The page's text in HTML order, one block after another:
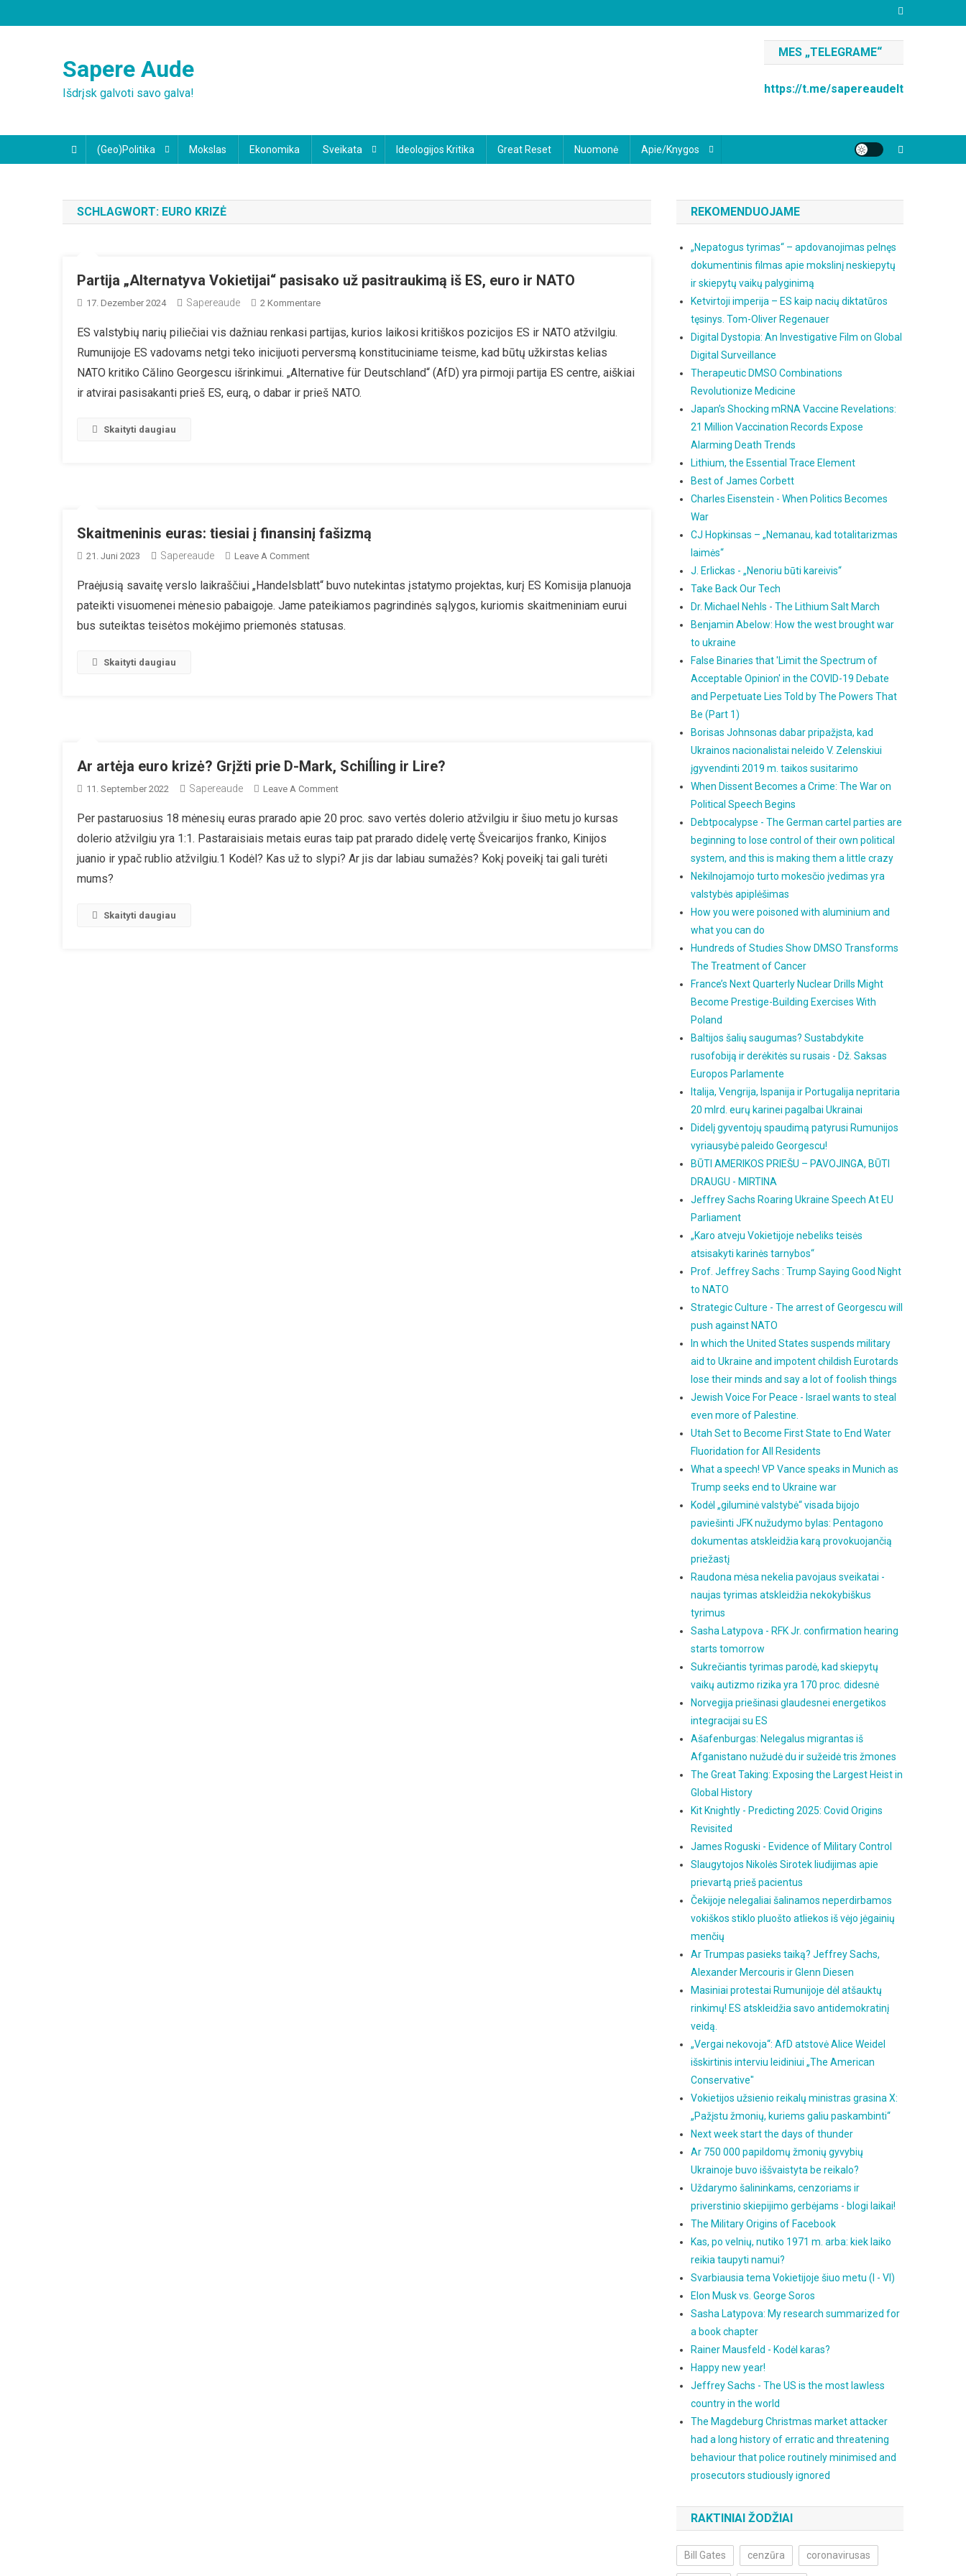
to
Sapere Aude
Išdrįsk galvoti savo galva!
MES „TELEGRAME“
https://t.me/sapereaudelt
(Geo)Politika Mokslas Ekonomika Sveikata Ideologijos Kritika Great Reset Nuomonė Apie/knygos
SCHLAGWORT: EURO KRIZĖ
Partija „Alternatyva Vokietijai“ pasisako už pasitraukimą iš ES, euro ir NATO
17. Dezember 2024 Sapereaude 2 KommentareZu
„Alternatyva
Vokietijai“
Pasisako
ES valstybių narių piliečiai vis dažniau renkasi partijas, kurios laikosi kritiškos pozicijos ES ir NATO atžvilgiu.
Rumunijoje ES vadovams netgi teko inicijuoti perversmą konstituciniame teisme, kad būtų užkirstas kelias
NATO kritiko Călino Georgescu išrinkimui. „Alternative für Deutschland“ (AfD) yra pirmoji partija ES centre, aiškiai
ir atvirai pasisakanti prieš ES, eurą, o dabar ir prieš NATO.
Skaityti daugiau
Skaitmeninis euras: tiesiai į finansinį fašizmą
21. Juni 2023 Sapereaude Leave A CommentOn
Euras:
Tiesiai
Į
Praėjusią savaitę verslo laikraščiui „Handelsblatt“ buvo nutekintas įstatymo projektas, kurį ES Komisija planuoja
pateikti visuomenei mėnesio pabaigoje. Jame pateikiamos pagrindinės sąlygos, kuriomis skaitmeniniam eurui
bus suteiktas teisėtos mokėjimo priemonės statusas.
Skaityti daugiau
Ar artėja euro krizė? Grįžti prie D-Mark, Schiĺling ir Lire?
11. September 2022 Sapereaude Leave A CommentOn
Artėja
Euro
Krizė?
Per pastaruosius 18 mėnesių euras prarado apie 20 proc. savo vertės dolerio atžvilgiu ir šiuo metu jo kursas
dolerio atžvilgiu yra 1:1. Pastaraisiais metais euras taip pat prarado didelę vertę Šveicarijos franko, Kinijos
juanio ir ypač rublio atžvilgiu.1 Kodėl? Kas už to slypi? Ar jis dar labiau sumažės? Kokį poveikį tai gali turėti
mums?
Skaityti daugiau
REKOMENDUOJAME
„Nepatogus tyrimas“ – apdovanojimas pelnęs
dokumentinis filmas apie mokslinį neskiepytų
ir skiepytų vaikų palyginimą
Ketvirtoji imperija – ES kaip nacių diktatūros
tęsinys. Tom-Oliver Regenauer
Digital Dystopia: An Investigative Film on Global
Digital Surveillance
Therapeutic DMSO Combinations
Revolutionize Medicine
Japan’s Shocking mRNA Vaccine Revelations:
21 Million Vaccination Records Expose
Alarming Death Trends
Lithium, the Essential Trace Element
Best of James Corbett
Charles Eisenstein - When Politics Becomes
War
CJ Hopkinsas – „Nemanau, kad totalitarizmas
laimės“
J. Erlickas - „Nenoriu būti kareivis“
Take Back Our Tech
Dr. Michael Nehls - The Lithium Salt March
Benjamin Abelow: How the west brought war
to ukraine
False Binaries that 'Limit the Spectrum of
Acceptable Opinion' in the COVID-19 Debate
and Perpetuate Lies Told by The Powers That
Be (Part 1)
Borisas Johnsonas dabar pripažįsta, kad
Ukrainos nacionalistai neleido V. Zelenskiui
įgyvendinti 2019 m. taikos susitarimo
When Dissent Becomes a Crime: The War on
Political Speech Begins
Debtpocalypse - The German cartel parties are
beginning to lose control of their own political
system, and this is making them a little crazy
Nekilnojamojo turto mokesčio įvedimas yra
valstybės apiplėšimas
How you were poisoned with aluminium and
what you can do
Hundreds of Studies Show DMSO Transforms
The Treatment of Cancer
France’s Next Quarterly Nuclear Drills Might
Become Prestige-Building Exercises With
Poland
Baltijos šalių saugumas? Sustabdykite
rusofobiją ir derėkitės su rusais - Dž. Saksas
Europos Parlamente
Italija, Vengrija, Ispanija ir Portugalija nepritaria
20 mlrd. eurų karinei pagalbai Ukrainai
Didelį gyventojų spaudimą patyrusi Rumunijos
vyriausybė paleido Georgescu!
BŪTI AMERIKOS PRIEŠU – PAVOJINGA, BŪTI
DRAUGU - MIRTINA
Jeffrey Sachs Roaring Ukraine Speech At EU
Parliament
„Karo atveju Vokietijoje nebeliks teisės
atsisakyti karinės tarnybos“
Prof. Jeffrey Sachs : Trump Saying Good Night
to NATO
Strategic Culture - The arrest of Georgescu will
push against NATO
In which the United States suspends military
aid to Ukraine and impotent childish Eurotards
lose their minds and say a lot of foolish things
Jewish Voice For Peace - Israel wants to steal
even more of Palestine.
Utah Set to Become First State to End Water
Fluoridation for All Residents
What a speech! VP Vance speaks in Munich as
Trump seeks end to Ukraine war
Kodėl „giluminė valstybė“ visada bijojo
paviešinti JFK nužudymo bylas: Pentagono
dokumentas atskleidžia karą provokuojančią
priežastį
Raudona mėsa nekelia pavojaus sveikatai -
naujas tyrimas atskleidžia nekokybiškus
tyrimus
Sasha Latypova - RFK Jr. confirmation hearing
starts tomorrow
Sukrečiantis tyrimas parodė, kad skiepytų
vaikų autizmo rizika yra 170 proc. didesnė
Norvegija priešinasi glaudesnei energetikos
integracijai su ES
Ašafenburgas: Nelegalus migrantas iš
Afganistano nužudė du ir sužeidė tris žmones
The Great Taking: Exposing the Largest Heist in
Global History
Kit Knightly - Predicting 2025: Covid Origins
Revisited
James Roguski - Evidence of Military Control
Slaugytojos Nikolės Sirotek liudijimas apie
prievartą prieš pacientus
Čekijoje nelegaliai šalinamos neperdirbamos
vokiškos stiklo pluošto atliekos iš vėjo jėgainių
menčių
Ar Trumpas pasieks taiką? Jeffrey Sachs,
Alexander Mercouris ir Glenn Diesen
Masiniai protestai Rumunijoje dėl atšauktų
rinkimų! ES atskleidžia savo antidemokratinį
veidą.
„Vergai nekovoja“: AfD atstovė Alice Weidel
išskirtinis interviu leidiniui „The American
Conservative"
Vokietijos užsienio reikalų ministras grasina X:
„Pažįstu žmonių, kuriems galiu paskambinti“
Next week start the days of thunder
Ar 750 000 papildomų žmonių gyvybių
Ukrainoje buvo iššvaistyta be reikalo?
Uždarymo šalininkams, cenzoriams ir
priverstinio skiepijimo gerbėjams - blogi laikai!
The Military Origins of Facebook
Kas, po velnių, nutiko 1971 m. arba: kiek laiko
reikia taupyti namui?
Svarbiausia tema Vokietijoje šiuo metu (I - VI)
Elon Musk vs. George Soros
Sasha Latypova: My research summarized for
a book chapter
Rainer Mausfeld - Kodėl karas?
Happy new year!
Jeffrey Sachs - The US is the most lawless
country in the world
The Magdeburg Christmas market attacker
had a long history of erratic and threatening
behaviour that police routinely minimised and
prosecutors studiously ignored
RAKTINIAI ŽODŽIAI
Bill Gates cenzūra coronavirusas